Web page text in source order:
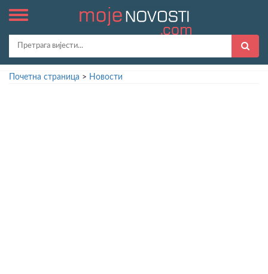
Почетна страница > Новости